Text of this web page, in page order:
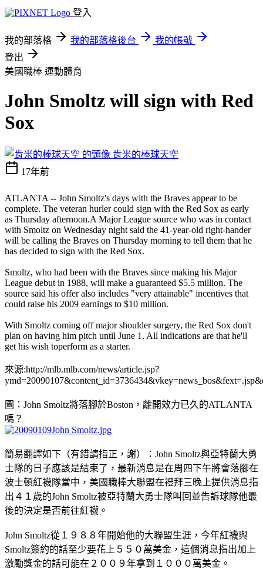
登入
我的部落格 我的部落格後台
我的帳號
登出
美國職棒 運動體育
John Smoltz will sign with Red
Sox
肯米的棒球天空
17年前
ATLANTA -- John Smoltz's days with the Braves appear to be
complete. The veteran hurler could sign with the Red Sox as early
as Thursday afternoon.A Major League source who was in contact
with Smoltz on Wednesday night said the 41-year-old right-hander
will be calling the Braves on Thursday morning to tell them that he
has decided to sign with the Red Sox.
Smoltz, who had been with the Braves since making his Major
League debut in 1988, will make a guaranteed $5.5 million. The
source said his offer also includes "very attainable" incentives that
could raise his 2009 earnings to $10 million.
With Smoltz coming off major shoulder surgery, the Red Sox don't
plan on having him pitch until June 1. All indications are that he'll
get his wish toperform as a starter.
來源:http://mlb.mlb.com/news/article.jsp?
圖：John Smoltz將落腳於Boston，離開效力已久的ATLANTA
嗎？
簡易翻譯如下（有錯請指正，謝）：John Smoltz與亞特蘭大勇
士隊的日子應該是結束了，最新消息是在周四下午將會落腳在
波士頓紅襪隊當中，美國職棒大聯盟在禮拜三晚上提供消息指
出４１歲的John Smoltz被亞特蘭大勇士隊叫回並告訴球隊他最
後的決定是否前往紅襪。
John Smoltz從１９８８年開始他的大聯盟生涯，今年紅襪與
Smoltz簽約的話至少要花上５５０萬美金，這個消息指出加上
激勵獎金的話可能在２００９年拿到１０００萬美金。